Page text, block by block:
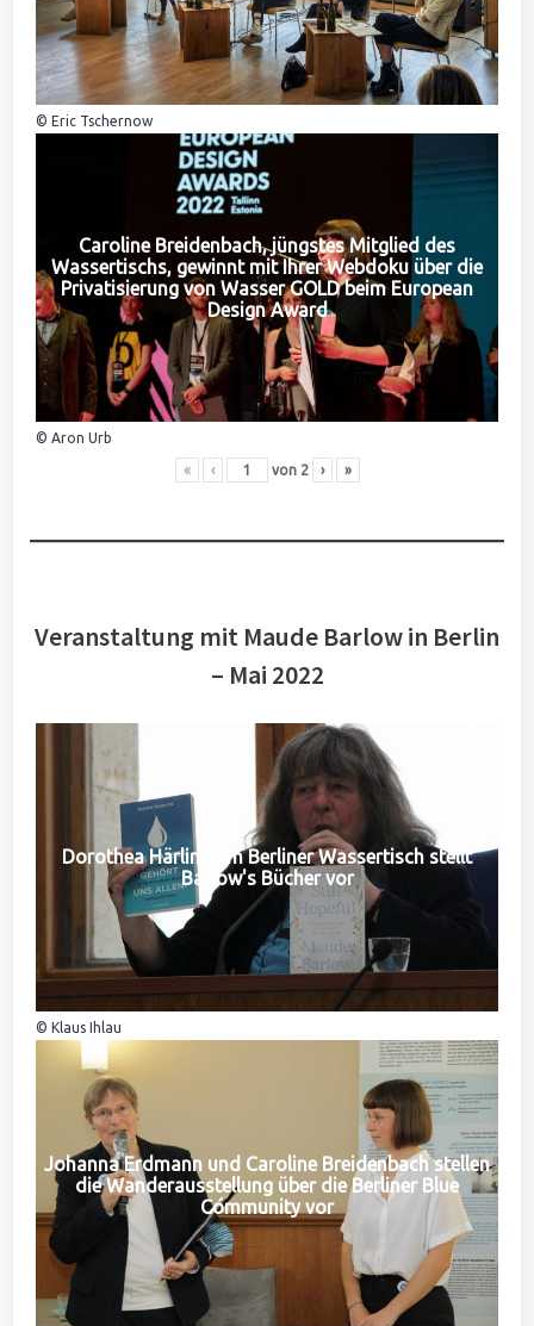
© Eric Tschernow
Caroline Breidenbach, jüngstes Mitglied des
Wassertischs, gewinnt mit Ihrer Webdoku über die
Privatisierung von Wasser GOLD beim European
Design Award
© Aron Urb
« ‹ von 2 › »
Veranstaltung mit Maude Barlow in Berlin
– Mai 2022
Dorothea Härlin vom Berliner Wassertisch stellt
Barlow's Bücher vor
© Klaus Ihlau
Johanna Erdmann und Caroline Breidenbach stellen
die Wanderausstellung über die Berliner Blue
Community vor